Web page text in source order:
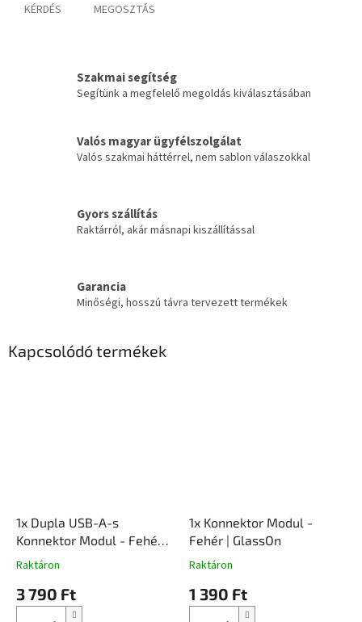
KÉRDÉS MEGOSZTÁS
Szakmai segítség
Segítünk a megfelelő megoldás kiválasztásában
Valós magyar ügyfélszolgálat
Valós szakmai háttérrel, nem sablon válaszokkal
Gyors szállítás
Raktárról, akár másnapi kiszállítással
Garancia
Minőségi, hosszú távra tervezett termékek
Kapcsolódó termékek
1x Dupla USB-A-s
Konnektor Modul - Fehér |
GlassOn
Raktáron
3 790 Ft
1x Konnektor Modul -
Fehér | GlassOn
Raktáron
1 390 Ft